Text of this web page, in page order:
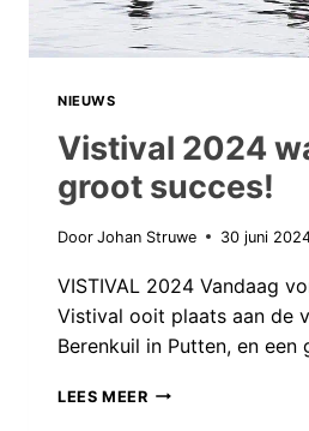
NIEUWS
Vistival 2024
groot succes!
Door Johan Struwe 30 juni
VISTIVAL 2024 Vandaag
Vistival ooit plaats aan de
Berenkuil in Putten, en
LEES MEERVISTIVAL